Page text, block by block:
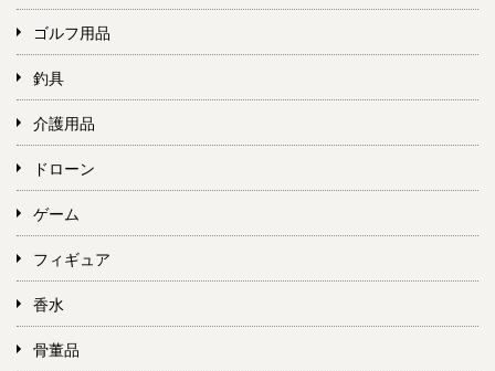
ゴルフ用品
釣具
介護用品
ドローン
ゲーム
フィギュア
香水
骨董品